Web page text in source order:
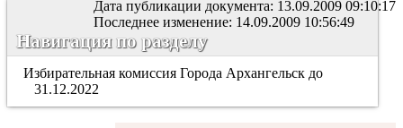
Дата публикации документа: 13.09.2009 09:10:17
Последнее изменение: 14.09.2009 10:56:49
Навигация по разделу
Избирательная комиссия Города Архангельск до
31.12.2022